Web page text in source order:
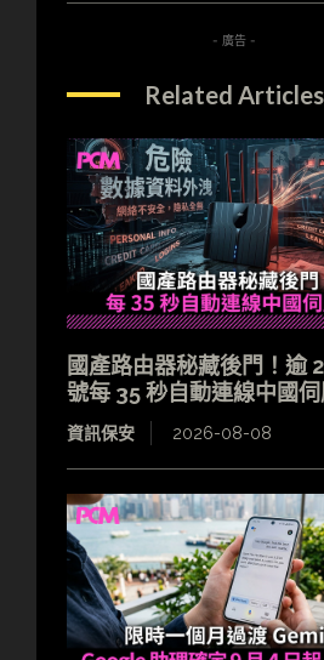
- 廣告 -
Related Articles
國產路由器秘藏後門！逾
號每 35 秒自動連線中國
資訊保安 2026-08-08